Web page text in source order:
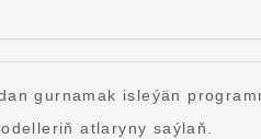
gurnamak isleýän
atlaryny saýlaň.